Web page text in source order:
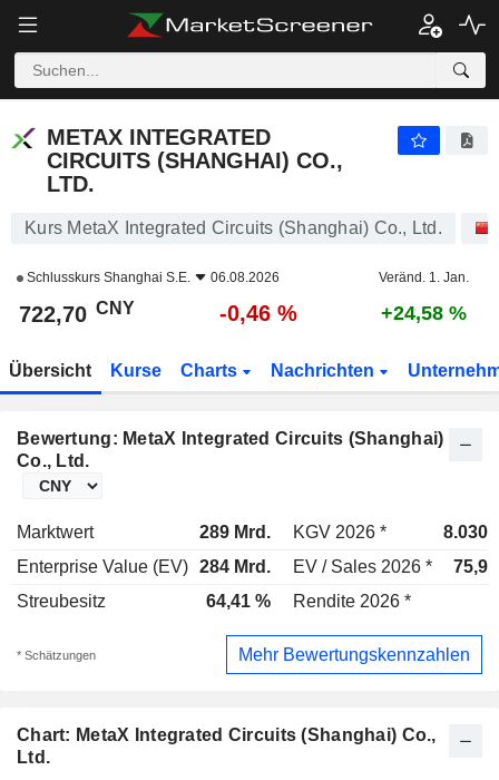
METAX INTEGRATED
CIRCUITS (SHANGHAI) CO.,
LTD.
Kurs MetaX Integrated Circuits (Shanghai) Co., Ltd.
Schlusskurs Shanghai S.E. 06.08.2026 Veränd. 1. Jan.
722,70 CNY -0,46 % +24,58 %
Übersicht Kurse Charts Nachrichten
Bewertung: MetaX Integrated Circuits (Shanghai)
Co., Ltd.
Marktwert 289 Mrd. KGV 2026 *
8.030x
Enterprise Value (EV) 284 Mrd. EV / Sales 2026 *
75,9x
Streubesitz
64,41 % Rendite 2026 *
* Schätzungen Mehr Bewertungskennzahlen
Chart: MetaX Integrated Circuits (Shanghai) Co.,
Ltd.